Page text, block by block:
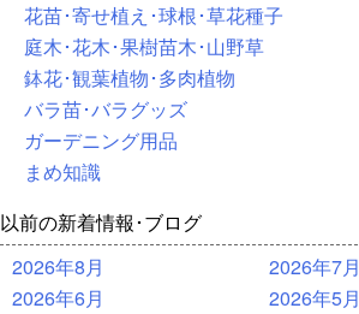
花苗･寄せ植え･球根･草花種子
庭木･花木･果樹苗木･山野草
鉢花･観葉植物･多肉植物
バラ苗･バラグッズ
ガーデニング用品
まめ知識
以前の新着情報･ブログ
2026年8月
2026年7月
2026年6月
2026年5月